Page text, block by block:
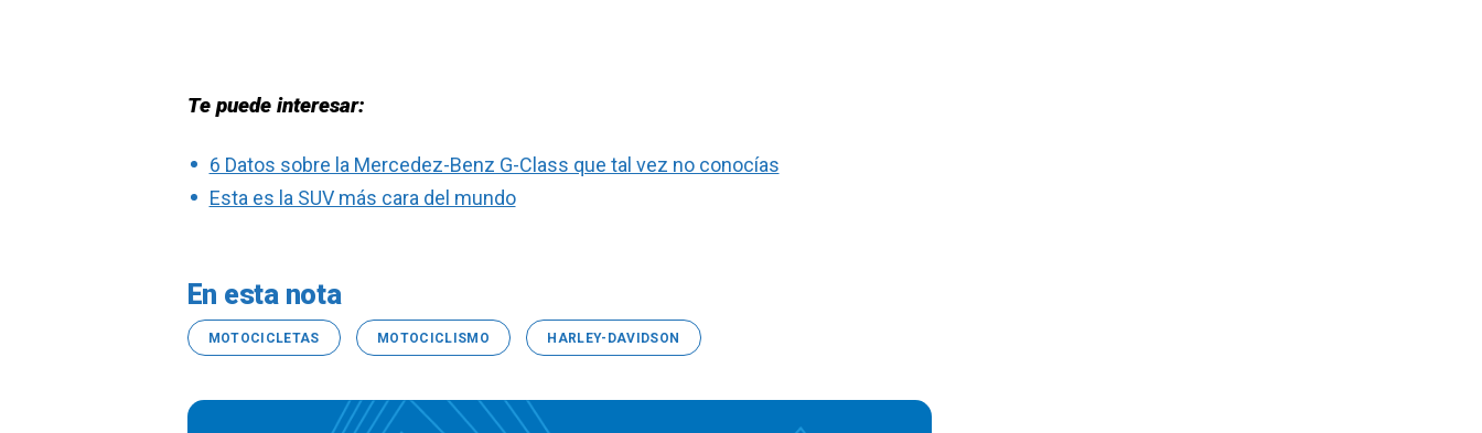
Te puede interesar:
6 Datos sobre la Mercedez-Benz G-Class que tal vez no conocías
Esta es la SUV más cara del mundo
En esta nota
MOTOCICLETAS MOTOCICLISMO HARLEY-DAVIDSON